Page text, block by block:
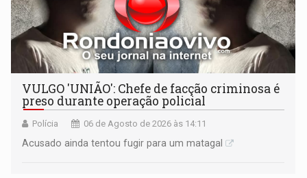
VULGO 'UNIÃO': Chefe de facção criminosa é
preso durante operação policial
Polícia 06 de Agosto de 2026 às 14:11
Acusado ainda tentou fugir para um matagal